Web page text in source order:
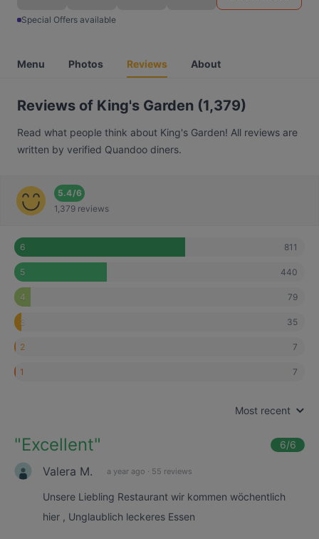
Special Offers available
Menu Photos Reviews About
Reviews of King's Garden (1,379)
Read what people think about King's Garden! All reviews are
written by verified Quandoo diners.
5.4/6
1,379 reviews
6 811
5 440
4 79
3 35
2 7
1 7
Most recent
"Excellent" 6/6
Valera M. a year ago · 55 reviews
Unsere Liebling Restaurant wir kommen wöchentlich
hier , Unglaublich leckeres Essen